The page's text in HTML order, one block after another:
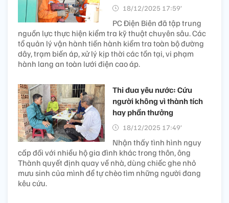
18/12/2025 17:59’
PC Điện Biên đã tập trung
nguồn lực thực hiện kiểm tra kỹ thuật chuyên sâu. Các
tổ quản lý vận hành tiến hành kiểm tra toàn bộ đường
dây, trạm biến áp, xử lý kịp thời các tồn tại, vi phạm
hành lang an toàn lưới điện cao áp.
Thi đua yêu nước: Cứu
người không vì thành tích
hay phần thưởng
18/12/2025 17:49’
Nhận thấy tình hình nguy
cấp đối với nhiều hộ gia đình khác trong thôn, ông
Thành quyết định quay về nhà, dùng chiếc ghe nhỏ
mưu sinh của mình để tự chèo tìm những người đang
kêu cứu.